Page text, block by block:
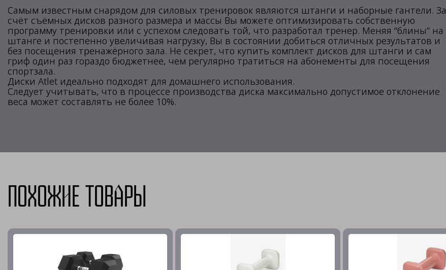
Самым известным снарядом для силовых тренировок являются штанги и наборные гантели. За
счёт съёмных дисков разного размера и массы Вы можете оптимизировать собственную
программу тренировки или с успехом следовать той, что разработал тренер. Меняя “блины” на
штанге и постепенно увеличивая нагрузку, Вы в состоянии добиться отличных результатов и
без посещения тренажёрного зала. Не секрет, что купить комплект дисков для штанги и сам
гриф один раз гораздо бюджетнее, чем регулярно тратиться на абонементы для посещения
спортзала.
Диски Atlet идеально подходят для домашнего использования.
Следует учитывать, что в процессе производства диска максимально допустимое отклонение
веса может составлять не более 10%.
Похожие товары